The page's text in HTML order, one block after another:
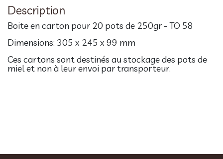
Description
Boite en carton pour 20 pots de 250gr - TO 58
Dimensions: 305 x 245 x 99 mm
Ces cartons sont destinés au stockage des pots de
miel et non à leur envoi par transporteur.